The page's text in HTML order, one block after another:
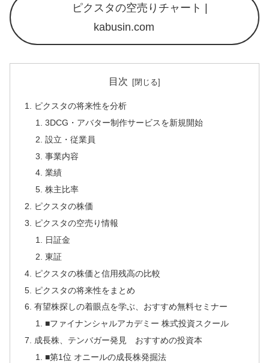
ピクスタの空売りチャート |
kabusin.com
目次
ピクスタの将来性を分析
3DCG・アバター制作サービスを新規開始
設立・従業員
事業内容
業績
株主比率
ピクスタの株価
ピクスタの空売り情報
日証金
東証
ピクスタの株価と信用残高の比較
ピクスタの将来性をまとめ
有望株探しの着眼点を学ぶ、おすすめ無料セミナー
■ファイナンシャルアカデミー 株式投資スクール
成長株、テンバガー発見 おすすめの投資本
■第1位 オニールの成長株発掘法